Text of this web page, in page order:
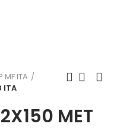
MF ITA
ITA
MET